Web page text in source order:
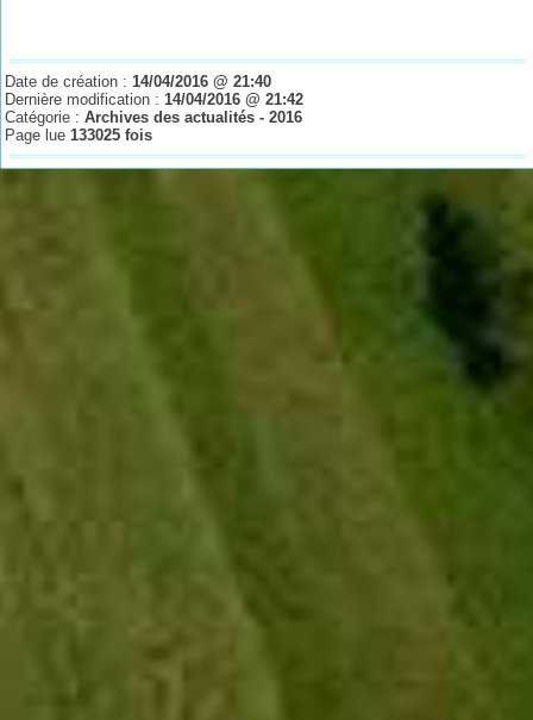
Date de création : 14/04/2016 @ 21:40
Dernière modification : 14/04/2016 @ 21:42
Catégorie :Archives des actualités - 2016
Page lue 133025 fois